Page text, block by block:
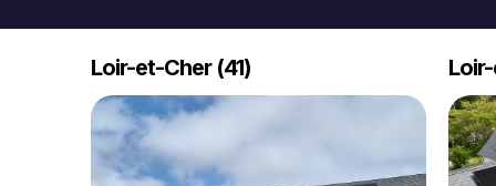
Loir-et-Cher (41)